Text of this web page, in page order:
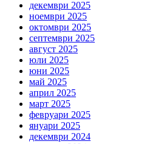
декември 2025
ноември 2025
октомври 2025
септември 2025
август 2025
юли 2025
юни 2025
май 2025
април 2025
март 2025
февруари 2025
януари 2025
декември 2024